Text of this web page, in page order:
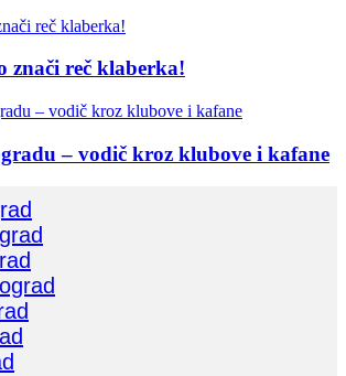
znači reč klaberka!
– vodič kroz klubove i kafane